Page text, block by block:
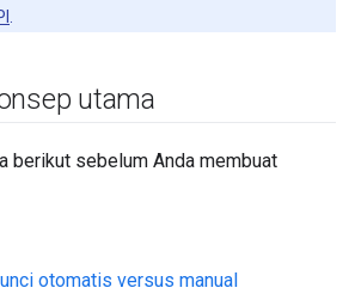
.
utama
berikut sebelum Anda membuat
otomatis versus manual